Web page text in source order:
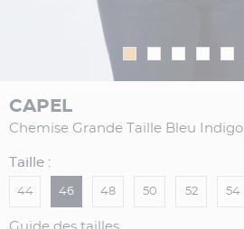
CAPEL
Chemise Grande Taille Bleu Indigo
Taille :
44 46 48 50 52 54